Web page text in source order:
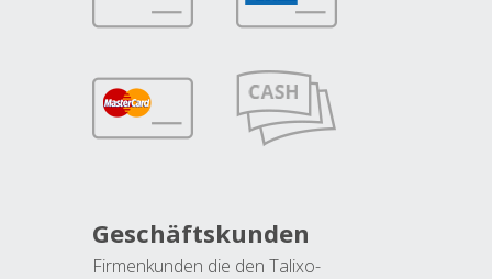
Geschäftskunden
Firmenkunden die den Talixo-